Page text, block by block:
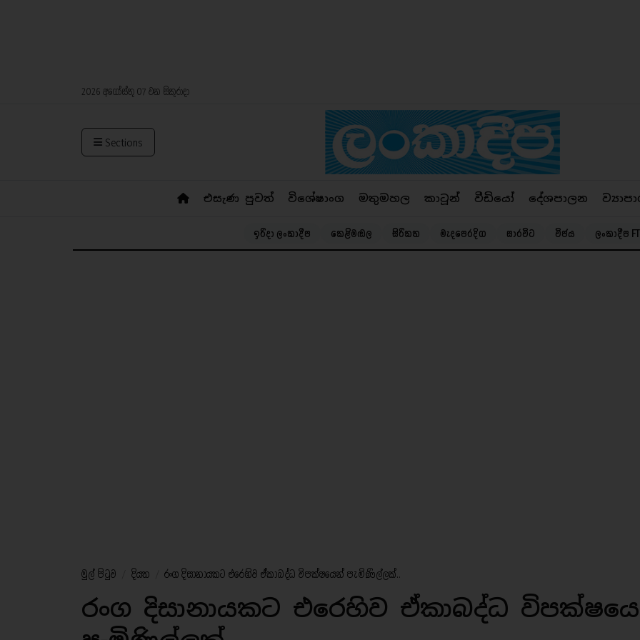
2026 අගෝස්තු 07 වන සිකුරාදා
Sections
එසැණ පුවත් විශේෂාංග මතුමහල කාටූන් වීඩියෝ දේශපාලන
ඉරිදා ලංකාදීප කෙළිමඬල සිරිකත මැදපෙරදිග සාරවිට විජය ලංකාදීප FT
මුල් පිටුව දියත රංග දිසානායකට එරෙහිව ඒකාබද්ධ විපක්ෂයෙන් පැමිණිල්ලක්..
රංග දිසානායකට එරෙහිව ඒකාබද්ධ